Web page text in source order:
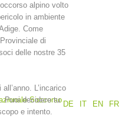
- RESYST
alpino volto
in ambiente
Come
di
delle nostre 35
L’incarico
Soccorso
e intento.
DE
IT EN FR
Puoi decidere tu